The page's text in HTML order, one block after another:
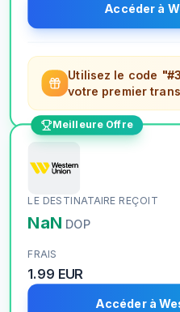
Accéder à
Utilisez le code
votre premier
Meilleure Offre
LE DESTINATAIRE REÇOIT
NaN DOP
FRAIS
1.99 EUR
Accéder à